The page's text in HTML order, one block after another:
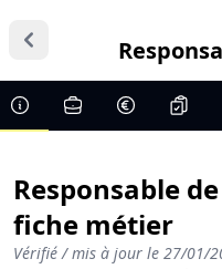
Responsable
fiche métier
Vérifié / mis à jour le 27/01/